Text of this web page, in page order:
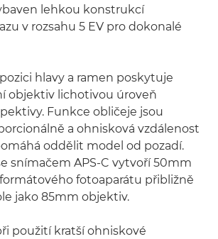
lehkou konstrukcí
v rozsahu 5 EV pro dokonalé
hlavy a ramen poskytuje
objektiv lichotivou úroveň
Funkce obličeje jsou
a ohnisková vzdálenost
oddělit model od pozadí.
snímačem APS-C vytvoří 50mm
fotoaparátu přibližně
jako 85mm objektiv.
použití kratší ohniskové